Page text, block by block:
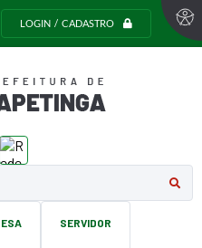
LOGIN / CADASTRO
SERVIDOR